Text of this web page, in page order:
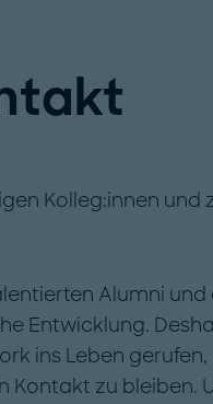
Kolleg:innen und
Alumni und
Entwicklung.
ins Leben gerufen,
zu bleiben.